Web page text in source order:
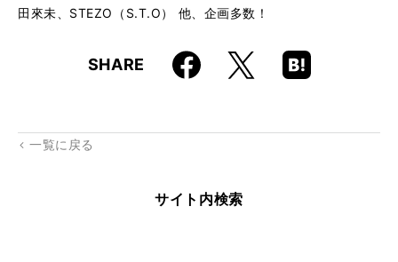
田來未、STEZO（S.T.O） 他、企画多数！
SHARE Faceboo
k
X
Hatena
Boo
一覧に戻る
サイト内検索